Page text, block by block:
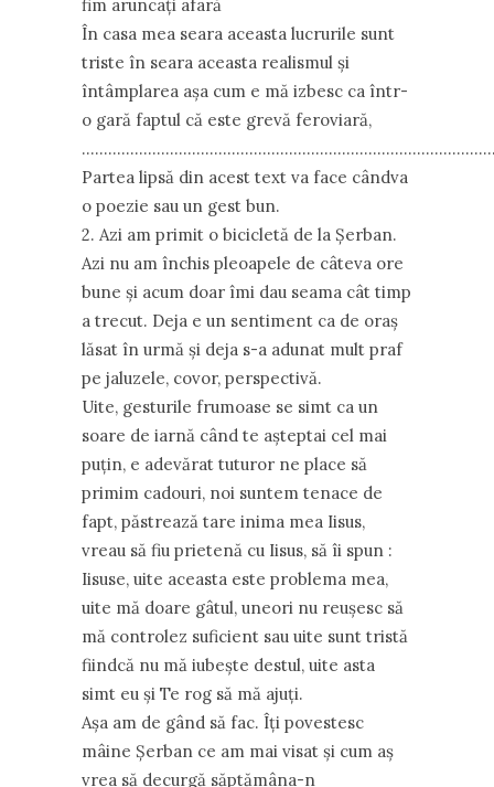
fim aruncaţi afară
În casa mea seara aceasta lucrurile sunt
triste în seara aceasta realismul şi
întâmplarea aşa cum e mă izbesc ca într-
o gară faptul că este grevă feroviară,
Partea lipsă din acest text va face cândva
o poezie sau un gest bun.
2. Azi am primit o bicicletă de la Şerban.
Azi nu am închis pleoapele de câteva ore
bune şi acum doar îmi dau seama cât timp
a trecut. Deja e un sentiment ca de oraş
lăsat în urmă şi deja s-a adunat mult praf
pe jaluzele, covor, perspectivă.
Uite, gesturile frumoase se simt ca un
soare de iarnă când te aşteptai cel mai
puţin, e adevărat tuturor ne place să
primim cadouri, noi suntem tenace de
fapt, păstrează tare inima mea Iisus,
vreau să fiu prietenă cu Iisus, să îi spun :
Iisuse, uite aceasta este problema mea,
uite mă doare gâtul, uneori nu reuşesc să
mă controlez suficient sau uite sunt tristă
fiindcă nu mă iubeşte destul, uite asta
simt eu şi Te rog să mă ajuţi.
Aşa am de gând să fac. Îţi povestesc
mâine Şerban ce am mai visat şi cum aş
vrea să decurgă săptămâna-n